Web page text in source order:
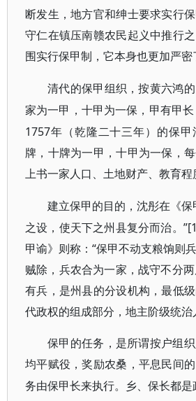
断发生，地方官和绅士要求实行
守仁在镇压南赣农民起义中推行
围实行保甲制，它本身也更加严密
清代的保甲组织，按黄六鸿
家为一甲，十甲为一保，甲有甲长
1757年（乾隆二十三年）的保
牌，十牌为一甲，十甲为一保，
上书一家人口、土地财产、教育程
建立保甲的目的，沈彤在《保
之设，使天下之州县复分而治。
甲谕》则称：“保甲不动支粮饷则
贼除，兵农合为一家，战守不分
有兵，是州县的分设机构，最低
代政权的组成部分，地主阶级统治
保甲的任务，是所谓按户组织
均平赋役，奖励农桑，平息民间
务由保甲长来执行。乡、保长都